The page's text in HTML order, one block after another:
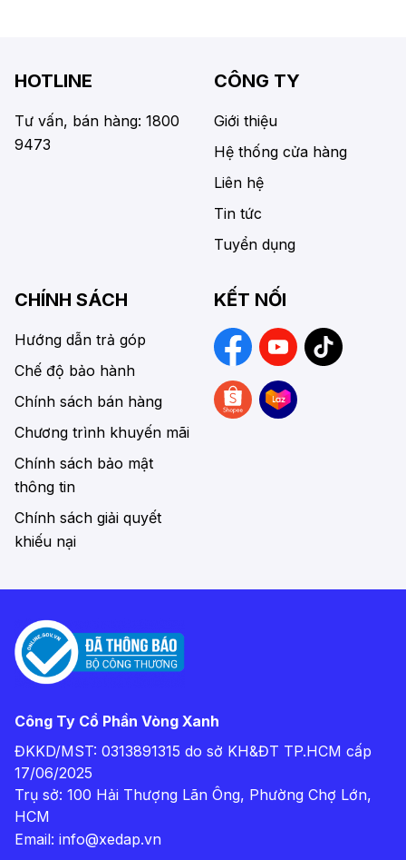
HOTLINE
Tư vấn, bán hàng: 1800
9473
CÔNG TY
Giới thiệu
Hệ thống cửa hàng
Liên hệ
Tin tức
Tuyển dụng
CHÍNH SÁCH
Hướng dẫn trả góp
Chế độ bảo hành
Chính sách bán hàng
Chương trình khuyến mãi
Chính sách bảo mật
thông tin
Chính sách giải quyết
khiếu nại
KẾT NỐI
Công Ty Cổ Phần Vòng Xanh
ĐKKD/MST: 0313891315 do sở KH&ĐT TP.HCM cấp
17/06/2025
Trụ sở: 100 Hải Thượng Lãn Ông, Phường Chợ Lớn,
HCM
Email: info@xedap.vn